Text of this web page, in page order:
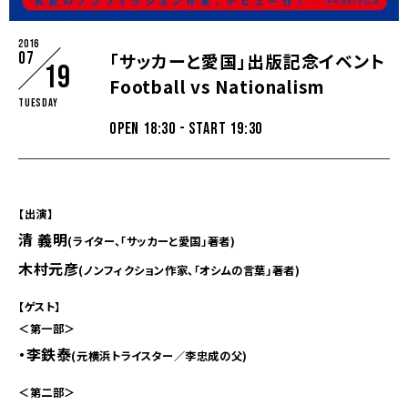
2016
07
19
Tuesday
「サッカーと愛国」出版記念イベント
Football vs Nationalism
OPEN 18:30 - START 19:30
【出演】
清 義明(ライター、「サッカーと愛国」著者)
木村元彦(ノンフィクション作家、「オシムの言葉」著者)
【ゲスト】
＜第一部＞
・李鉄泰(元横浜トライスター／李忠成の父)
＜第二部＞